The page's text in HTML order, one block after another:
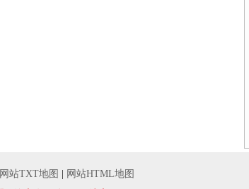
网站TXT地图
网站HTML地图